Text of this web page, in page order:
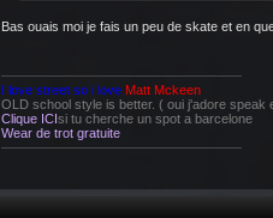
Bas ouais moi je fais un peu de skate et en
I love street so i love Matt Mckeen
OLD school style is better. ( oui j'adore speak
Clique ICIsi tu cherche un spot a barcelone
Wear de trot gratuite